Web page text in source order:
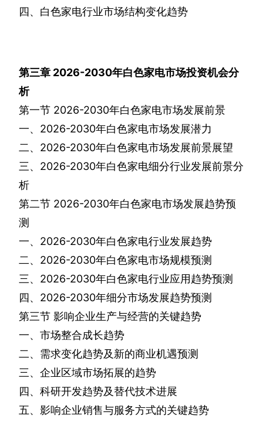
四、白色家电行业市场结构变化趋势
第三章 2026-2030年白色家电市场投资机会分
析
第一节 2026-2030年白色家电市场发展前景
一、 2026-2030年白色家电市场发展潜力
二、 2026-2030年白色家电市场发展前景展望
三、 2026-2030年白色家电细分行业发展前景分
析
第二节 2026-2030年白色家电市场发展趋势预
测
一、 2026-2030年白色家电行业发展趋势
二、 2026-2030年白色家电市场规模预测
三、 2026-2030年白色家电行业应用趋势预测
四、 2026-2030年细分市场发展趋势预测
第三节 影响企业生产与经营的关键趋势
一、市场整合成长趋势
二、需求变化趋势及新的商业机遇预测
三、企业区域市场拓展的趋势
四、科研开发趋势及替代技术进展
五、影响企业销售与服务方式的关键趋势